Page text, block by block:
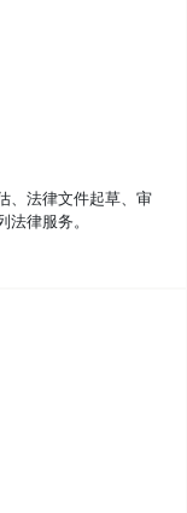
、法律文件起草、审
律服务。